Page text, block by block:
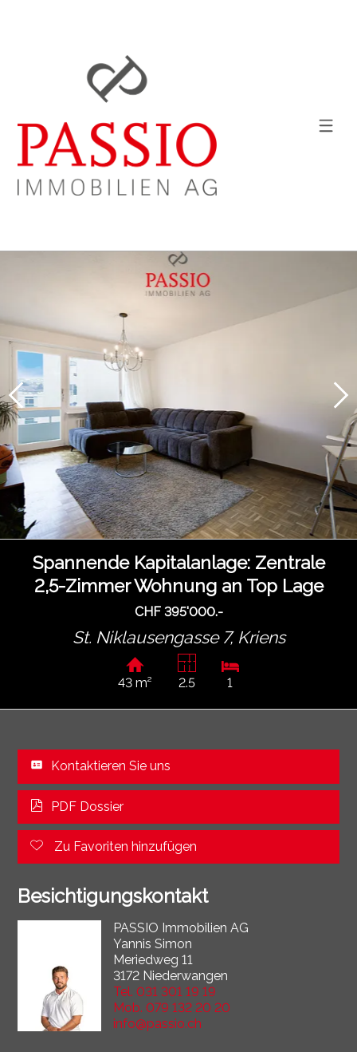
Spannende Kapitalanlage: Zentrale
2,5-Zimmer Wohnung an Top Lage
CHF 395'000.-
St. Niklausengasse 7, Kriens
43 m² 2.5 1
Kontaktieren Sie uns
PDF Dossier
Zu Favoriten hinzufügen
Besichtigungskontakt
PASSIO Immobilien AG
Yannis Simon
Meriedweg 11
3172 Niederwangen
Tel. 031 301 19 19
Mob. 079 132 20 20
info@passio.ch